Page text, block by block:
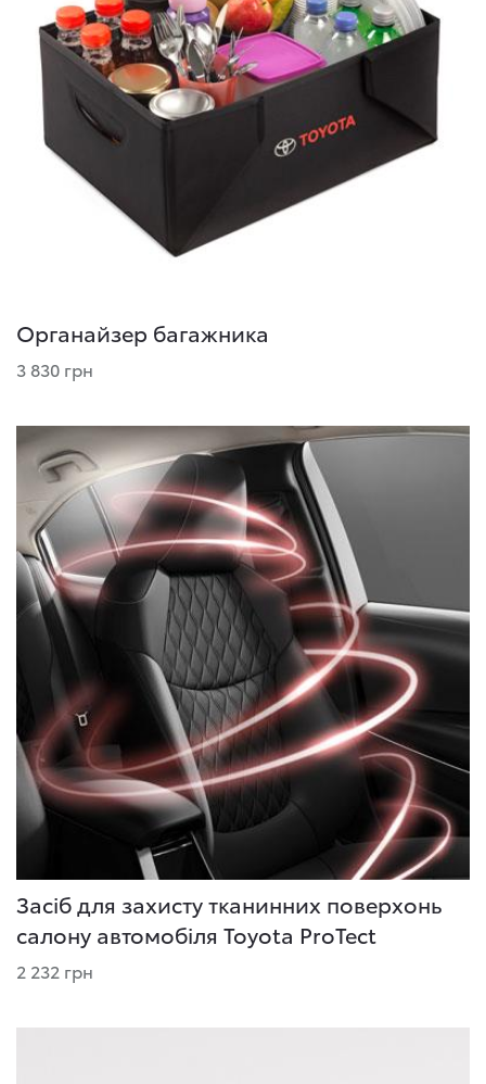
Органайзер багажника
3 830 грн
Засіб для захисту тканинних поверхонь
салону автомобіля Toyota ProTect
2 232 грн